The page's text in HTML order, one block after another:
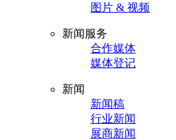
图片 & 视频
新闻服务
合作媒体
媒体登记
新闻
新闻稿
行业新闻
展商新闻